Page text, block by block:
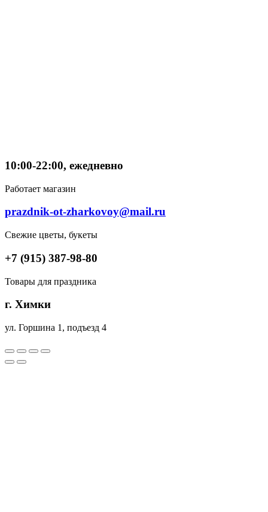
10:00-22:00, ежедневно
Работает магазин
prazdnik-ot-zharkovoy@mail.ru
Свежие цветы, букеты
+7 (915) 387-98-80
Товары для праздника
г. Химки
ул. Горшина 1, подъезд 4